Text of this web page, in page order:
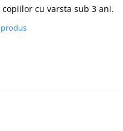
cu varsta sub 3 ani.